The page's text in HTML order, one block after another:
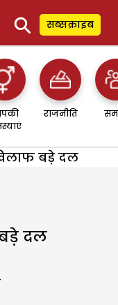
⚲ सब्सक्राइब
राजनीति
बड़े दल
दल